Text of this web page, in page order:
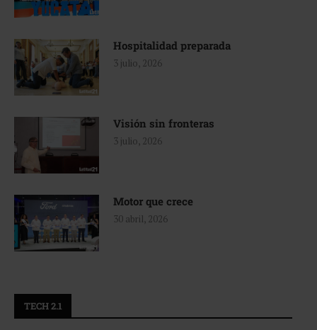
Hospitalidad preparada
3 julio, 2026
Visión sin fronteras
3 julio, 2026
Motor que crece
30 abril, 2026
TECH 2.1